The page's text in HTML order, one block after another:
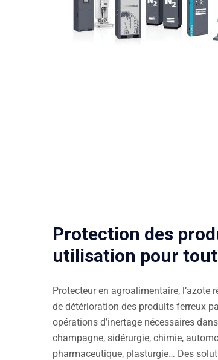
Protection des
utilisation pour
Protecteur en agroalimentaire, l’azote
de détérioration des produits ferreux
opérations d’inertage nécessaires
champagne, sidérurgie, chimie,
pharmaceutique, plasturgie… Des